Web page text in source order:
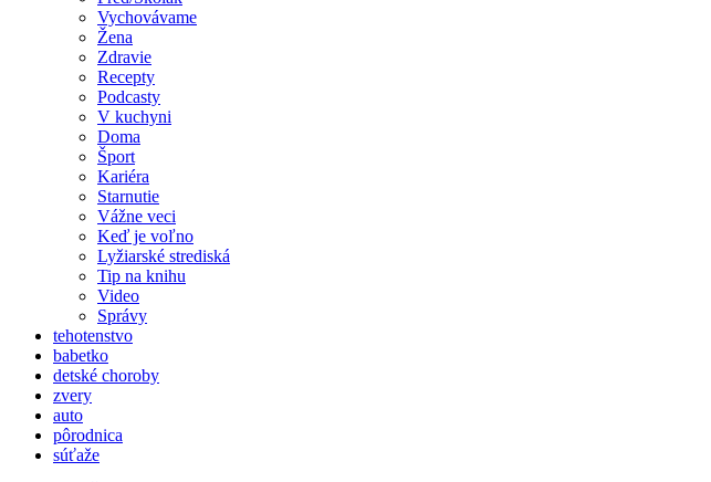
Vychovávame
Žena
Zdravie
Recepty
Podcasty
V kuchyni
Doma
Šport
Kariéra
Starnutie
Vážne veci
Keď je voľno
Lyžiarské strediská
Tip na knihu
Video
Správy
tehotenstvo
babetko
detské choroby
zvery
auto
pôrodnica
súťaže